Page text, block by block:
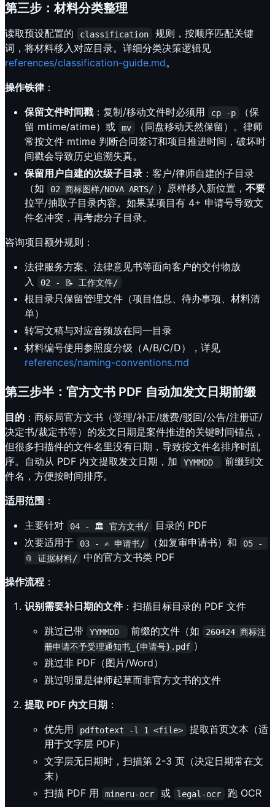
第三步：材料分类整理
读取预设配置的 classification
规则，按顺序匹配关键
词，将材料移入对应目录。详细分类决策逻辑见
references/classification-guide.md。
操作铁律：
保留文件时间戳：复制/移动文件时必须用 cp -p
（保
留 mtime/atime）或
mv
（同盘移动天然保留）。律师
常按文件 mtime 判断合同签订和项目推进时间，破坏时
间戳会导致历史追溯失真。
保留用户自建的次级子目录 ：客户/律师自建的子目录
（如
02 商标图样/NOVA ARTS/ ）原样移入新位置， 不要
拉平/抽取子目录内容。如果某项目有 4+ 申请号导致文
件名冲突，再考虑分子目录。
咨询项目额外规则：
法律服务方案、法律意见书等面向客户的交付物放
入
02 - 📝 工作文件/
根目录只保留管理文件（项目信息、待办事项、材料清
单）
转写文稿与对应音频放在同一目录
材料编号使用参照度分级（A/B/C/D），详见
references/naming-conventions.md
第三步半：官方文书 PDF 自动加发文日期前缀
目的 ：商标局官方文书（受理/补正/缴费/驳回/公告/注册证/
决定书/裁定书等）的发文日期是案件推进的关键时间锚点，
但很多扫描件的文件名里没有日期，导致按文件名排序时乱
序。自动从 PDF 内文提取发文日期，加
YYMMDD
前缀到文
件名，方便按时间排序。
适用范围 ：
主要针对
04 - 🏛️ 官方文书/
目录的 PDF
次要适用于
03 - ✍️ 申请书/ （如复审申请书）和
05 -
📎 证据材料/
中的官方文书类 PDF
操作流程 ：
识别需要补日期的文件：扫描目标目录的 PDF 文件
跳过已带
YYMMDD 前缀的文件（如
260424 商标注
册申请不予受理通知书_{申请号}.pdf ）
跳过非 PDF（图片/Word）
跳过明显是律师起草而非官方文书的文件
提取 PDF 内文日期 ：
优先用
pdftotext -l 1 <file>
提取首页文本（适
用于文字层 PDF）
文字层无日期时，扫描第 2-3 页（决定日期常在文
末）
扫描 PDF 用
mineru-ocr 或 legal-ocr 跑 OCR